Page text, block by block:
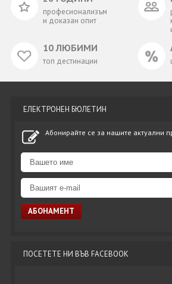
професионализъм
и доказан опит
10 ЛЮБИМИ
топ дестинации
ЕЛЕКТРОНЕН БЮЛЕТИН
Абонирайте се за нашите актуални
ПОСЕТЕТЕ НИ ВЪВ FACEBOOK